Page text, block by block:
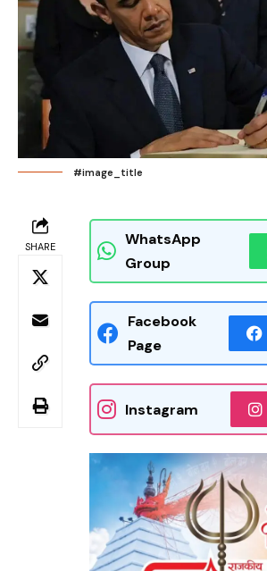
#image_title
SHARE
WhatsApp
Group
Facebook
Page
Instagram